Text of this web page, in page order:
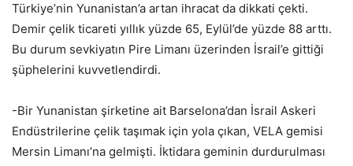
Türkiye’nin Yunanistan’a artan ihracat da dikkati çekti.
Demir çelik ticareti yıllık yüzde 65, Eylül’de yüzde 88 arttı.
Bu durum sevkiyatın Pire Limanı üzerinden İsrail’e gittiği
şüphelerini kuvvetlendirdi.
-Bir Yunanistan şirketine ait Barselona’dan İsrail Askeri
Endüstrilerine çelik taşımak için yola çıkan, VELA gemisi
Mersin Limanı’na gelmişti. İktidara geminin durdurulması